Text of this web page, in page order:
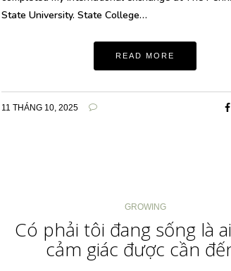
State University. State College…
READ MORE
11 THÁNG 10, 2025
GROWING
Có phải tôi đang sống là
cảm giác được cần